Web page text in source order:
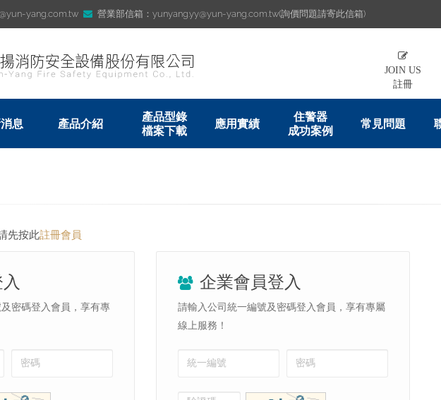
yang.com.tw 營業部信箱：yunyang.yy@yun-yang.com.tw(詢價問題請寄此信箱)
JOIN US
註冊
息 產品介紹
產品型錄
檔案下載
應用實績
住警器
成功案例
常見問題
先按此註冊會員
密碼登入會員，享有專
企業會員登入
請輸入公司統一編號及密碼登入會員，享有專屬
線上服務！